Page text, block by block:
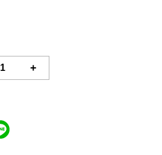
+